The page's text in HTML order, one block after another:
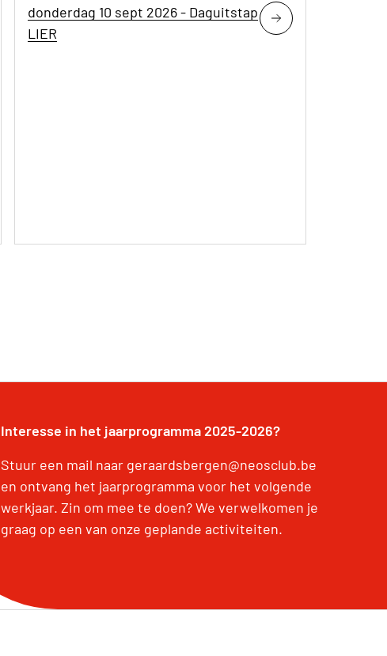
donderdag 10 sept 2026 - Daguitstap
LIER
Interesse in het jaarprogramma 2025-2026?
Stuur een mail naar geraardsbergen@neosclub.be
en ontvang het jaarprogramma voor het volgende
werkjaar. Zin om mee te doen? We verwelkomen je
graag op een van onze geplande activiteiten.